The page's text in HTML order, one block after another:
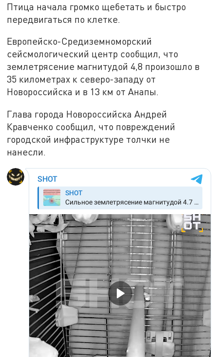
Птица начала громко щебетать и быстро
передвигаться по клетке.
Европейско-Средиземноморский
сейсмологический центр сообщил, что
землетрясение магнитудой 4,8 произошло в
35 километрах к северо-западу от
Новороссийска и в 13 км от Анапы.
Глава города Новороссийска Андрей
Кравченко сообщил, что повреждений
городской инфраструктуре толчки не
нанесли.